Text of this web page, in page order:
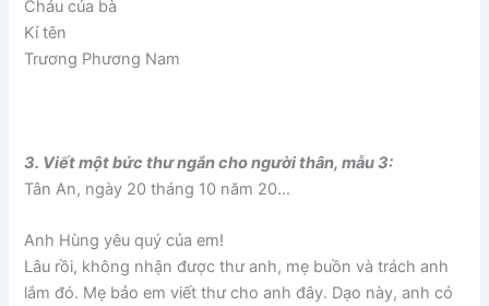
Cháu của bà
Kí tên
Trương Phương Nam
3. Viết một bức thư ngắn cho người thân, mẫu 3:
Tân An, ngày 20 tháng 10 năm 20…
Anh Hùng yêu quý của em!
Lâu rồi, không nhận được thư anh, mẹ buồn và trách anh
lắm đó. Mẹ bảo em viết thư cho anh đây. Dạo này, anh có